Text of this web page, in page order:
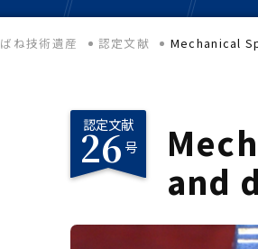
ばね技術遺産 認定文献 Mechanical
認定文献
26号
and